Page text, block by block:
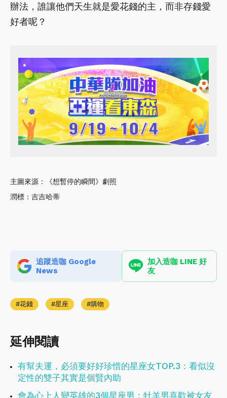
辦法，誰讓他們天生就是愛花錢的主，而非存錢愛
好者呢？
主圖來源：《想暫停的瞬間》劇照
潤標：吉吉哈蒂
追蹤造咖 Google
News
加入造咖 LINE 好
友
花錢 星座 購物
延伸閱讀
有幫夫運，必須要好好珍惜的星座女TOP.3：看似沒
定性的雙子其實是個賢內助
會為心上人變英雄的3個星座男：牡羊男喜歡被女友